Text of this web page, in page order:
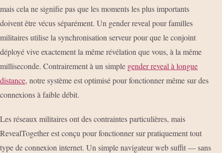
mais cela ne signifie pas que les moments les plus importants
doivent être vécus séparément. Un gender reveal pour familles
militaires utilise la synchronisation serveur pour que le conjoint
déployé vive exactement la même révélation que vous, à la même
milliseconde. Contrairement à un simple gender reveal à longue
distance, notre système est optimisé pour fonctionner même sur des
connexions à faible débit.
Les réseaux militaires ont des contraintes particulières, mais
RevealTogether est conçu pour fonctionner sur pratiquement tout
type de connexion internet. Un simple navigateur web suffit — sans